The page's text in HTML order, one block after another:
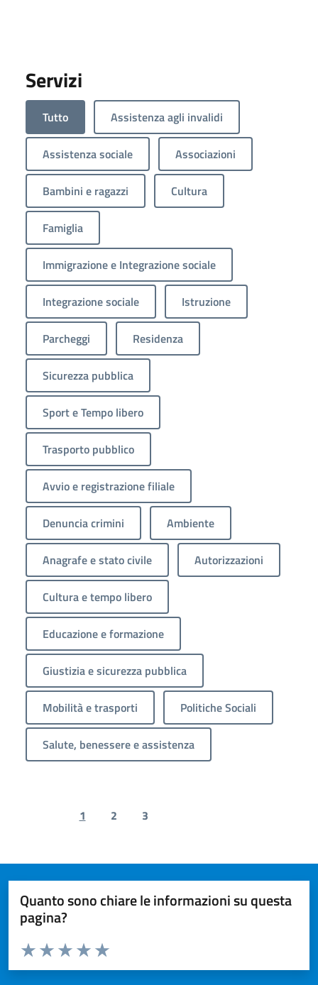
Servizi
Tutto Assistenza agli invalidi
Assistenza sociale Associazioni
Bambini e ragazzi Cultura
Famiglia
Immigrazione e Integrazione sociale
Integrazione sociale Istruzione
Parcheggi Residenza
Sicurezza pubblica
Sport e Tempo libero
Trasporto pubblico
Avvio e registrazione filiale
Denuncia crimini Ambiente
Anagrafe e stato civile Autorizzazioni
Cultura e tempo libero
Educazione e formazione
Giustizia e sicurezza pubblica
Mobilità e trasporti Politiche Sociali
Salute, benessere e assistenza
Previous page
1 2 3
Quanto sono chiare le informazioni su questa
pagina?
Valuta da 1 a 5 stelle la pagina
Valuta 5 stelle su 5
Valuta 4 stelle su 5
Valuta 3 stelle su 5
Valuta 2 stelle su 5
Valuta 1 stelle su 5